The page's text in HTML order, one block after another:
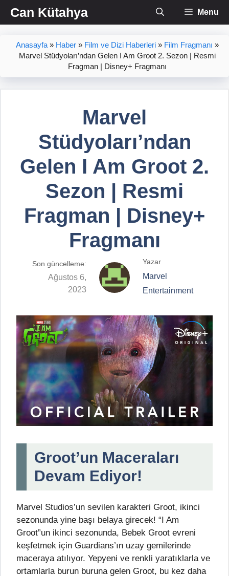
İçeriğe
atlaCan Kütahya Menu
Anasayfa» Haber» Film ve Dizi Haberleri» Film Fragmanı »
Marvel Stüdyoları’ndan Gelen I Am Groot 2. Sezon | Resmi
Fragman | Disney+ Fragmanı
Marvel
Stüdyoları’ndan
Gelen I Am Groot 2.
Sezon | Resmi
Fragman | Disney+
Fragmanı
Son güncelleme:
Ağustos 6,
2023
Yazar
Marvel
Entertainment
Groot’un Maceraları
Devam Ediyor!
Marvel Studios’un sevilen karakteri Groot, ikinci
sezonunda yine başı belaya girecek! “I Am
Groot”un ikinci sezonunda, Bebek Groot evreni
keşfetmek için Guardians’ın uzay gemilerinde
maceraya atılıyor. Yepyeni ve renkli yaratıklarla ve
ortamlarla burun buruna gelen Groot, bu kez daha